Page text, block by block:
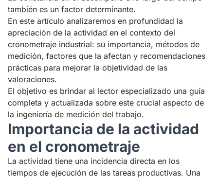
también es un factor determinante.
En este artículo analizaremos en profundidad la
apreciación de la actividad en el contexto del
cronometraje industrial: su importancia, métodos de
medición, factores que la afectan y recomendaciones
prácticas para mejorar la objetividad de las
valoraciones.
El objetivo es brindar al lector especializado una guía
completa y actualizada sobre este crucial aspecto de
la ingeniería de medición del trabajo.
Importancia de la actividad
en el cronometraje
La actividad tiene una incidencia directa en los
tiempos de ejecución de las tareas productivas. Una